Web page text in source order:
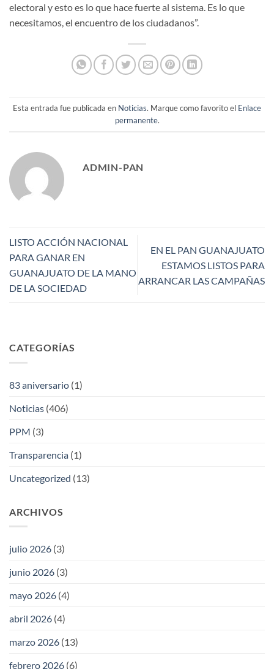
electoral y esto es lo que hace fuerte al sistema. Es lo que
necesitamos, el encuentro de los ciudadanos”.
Esta entrada fue publicada en Noticias. Marque como favorito el Enlace
permanente.
ADMIN-PAN
LISTO ACCIÓN NACIONAL
PARA GANAR EN
GUANAJUATO DE LA MANO
DE LA SOCIEDAD
EN EL PAN GUANAJUATO
ESTAMOS LISTOS PARA
ARRANCAR LAS CAMPAÑAS
CATEGORÍAS
83 aniversario (1)
Noticias (406)
PPM (3)
Transparencia (1)
Uncategorized (13)
ARCHIVOS
julio 2026 (3)
junio 2026 (3)
mayo 2026 (4)
abril 2026 (4)
marzo 2026 (13)
febrero 2026 (6)